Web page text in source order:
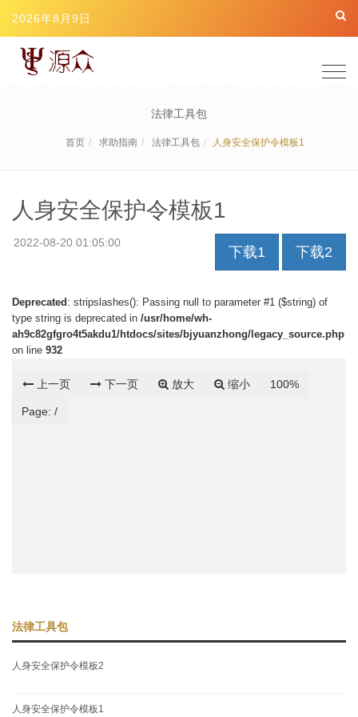
2026年8月9日
法律工具包
首页 求助指南 法律工具包 人身安全保护令模板1
人身安全保护令模板1
2022-08-20 01:05:00
下载1 下载2
Deprecated : stripslashes(): Passing null to parameter #1 ($string) of
type string is deprecated in /usr/home/wh-
ah9c82gfgro4t5akdu1/htdocs/sites/bjyuanzhong/legacy_source.php
on line 932
上一页 下一页 放大 缩小 100%
Page: /
法律工具包
人身安全保护令模板2
人身安全保护令模板1